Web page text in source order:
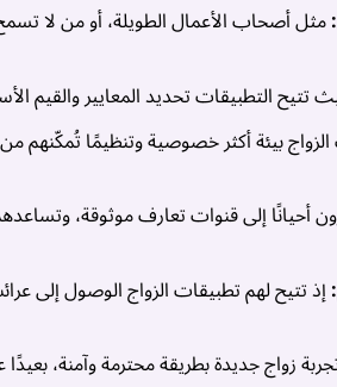
مثل أصحاب الأعمال الطويلة، أو من لا
تتيح التطبيقات تحديد المعايير والقيم
بيئة أكثر خصوصية وتنظيمًا
أحيانًا إلى قنوات تعارف موثوقة،
إذ تتيح لهم تطبيقات الزواج الوصول إلى
زواج جديدة بطريقة محترمة وآمنة، بعيدًا